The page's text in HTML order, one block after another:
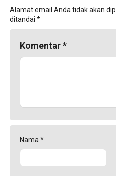
Alamat email Anda tidak akan
ditandai *
Komentar*
Nama*